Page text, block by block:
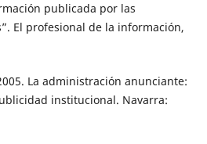
publicada por las
El profesional de la información,
2005. La administración anunciante:
institucional. Navarra: